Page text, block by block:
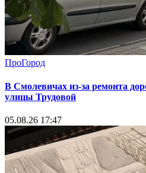
ПроГород
В Смолевичах из-за ремонта
улицы Трудовой
05.08.26 17:47